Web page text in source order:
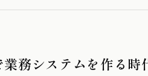
務システムを作る時